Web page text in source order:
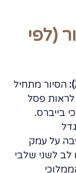
(לפי
הסיור מתחיל
פסל
בייברס.
על עמק
לב לשני שלבי